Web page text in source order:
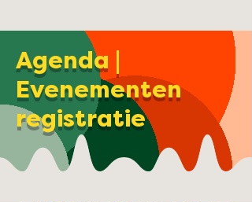
Agenda |
Evenementen
registratie